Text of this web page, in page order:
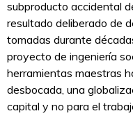
subproducto accidental
resultado deliberado de
tomadas durante
proyecto de ingeniería
herramientas maestras
desbocada, una
capital y no para el